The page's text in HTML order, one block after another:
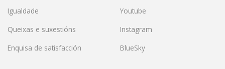
Igualdade
Queixas e suxestións
Enquisa de satisfacción
Youtube
Instagram
BlueSky